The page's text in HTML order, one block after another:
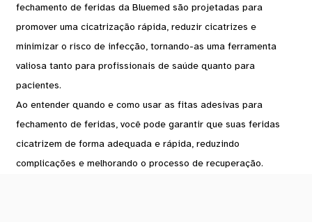
fechamento de feridas da Bluemed ​​são projetadas para
promover uma cicatrização rápida, reduzir cicatrizes e
minimizar o risco de infecção, tornando-as uma ferramenta
valiosa tanto para profissionais de saúde quanto para
pacientes.
Ao entender quando e como usar as fitas adesivas para
fechamento de feridas, você pode garantir que suas feridas
cicatrizem de forma adequada e rápida, reduzindo
complicações e melhorando o processo de recuperação.